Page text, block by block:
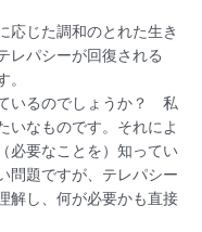
応じた調和のとれた生き
レパシーが回復される
いるのでしょうか？ 私
いなものです。それによ
必要なことを）知ってい
問題ですが、テレパシー
解し、何が必要かも直接